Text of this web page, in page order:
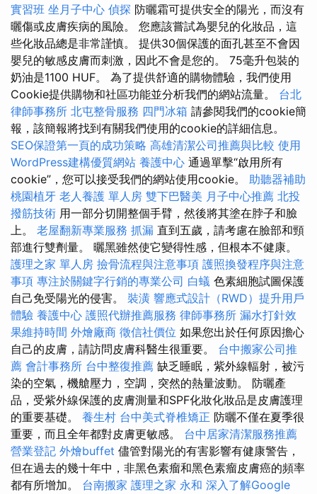
實習班 坐月子中心 偵探 防曬霜可提供安全的陽光，而沒有
曬傷或皮​​膚疾病的風險。 您應該嘗試為嬰兒的化妝品，這
些化妝品總是非常謹慎。 提供30個保護的面孔甚至不會因
嬰兒的敏感皮膚而刺激，因此不會是您的。 75毫升包裝的
奶油是1100 HUF。 為了提供舒適的購物體驗，我們使用
Cookie提供購物和社區功能並分析我們的網站流量。 台北
律師事務所 北屯整骨服務 四門冰箱 請參閱我們的cookie簡
報，該簡報將找到有關我們使用的cookie的詳細信息。
SEO保證第一頁的成功策略 高雄清潔公司推薦與比較 使用
WordPress建構優質網站 養護中心 通過單擊“啟用所有
cookie”，您可以接受我們的網站使用cookie。 助聽器補助
桃園植牙 老人養護 單人房 雙下巴醫美 月子中心推薦 北投
撥筋技術 用一部分切開整個手臂，然後將其塗在脖子和臉
上。 老屋翻新專業服務 抓漏 直到五歲，請考慮在臉部和頸
部進行雙劑量。 曬黑雖然使它變得性感，但根本不健康。
護理之家 單人房 撿骨流程與注意事項 護照換發程序與注意
事項 專注於關鍵字行銷的專業公司 白蟻 色素細胞試圖保護
自己免受陽光的侵害。 裝潢 響應式設計（RWD）提升用戶
體驗 養護中心 護照代辦推薦服務 律師事務所 漏水打針效
果維持時間 外燴廠商 徵信社價位 如果您出於任何原因擔心
自己的皮膚，請訪問皮膚科醫生很重要。 台中搬家公司推
薦 會計事務所 台中整復推薦 缺乏睡眠，紫外線輻射，被污
染的空氣，機艙壓力，空調，突然的熱量波動。 防曬產
品，受紫外線保護的皮膚測量和SPF化妝化妝品是皮膚護理
的重要基礎。 養生村 台中美式脊椎矯正 防曬不僅在夏季很
重要，而且全年都對皮膚更敏感。 台中居家清潔服務推薦
營業登記 外燴buffet 儘管對陽光的有害影響有健康警告，
但在過去的幾十年中，非黑色素瘤和黑色素瘤皮膚癌的頻率
都有所增加。 台南搬家 護理之家 永和 深入了解Google